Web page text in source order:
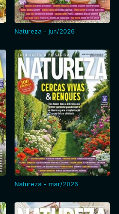
Entrar
Natureza - jun/2026
Natureza - mar/2026